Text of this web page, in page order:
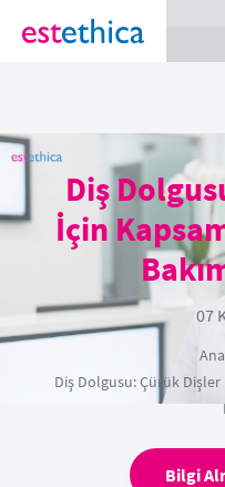
section Service {
Diş
İçin
07
Diş Dolgusu: Çürük Dişler
Bilgi